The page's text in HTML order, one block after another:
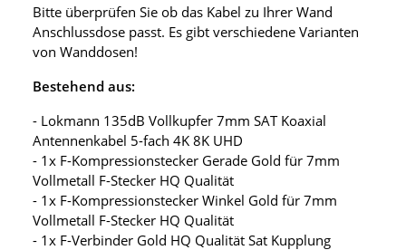
Bitte überprüfen Sie ob das Kabel zu Ihrer Wand
Anschlussdose passt. Es gibt verschiedene Varianten
von Wanddosen!
Bestehend aus:
- Lokmann 135dB Vollkupfer 7mm SAT Koaxial
Antennenkabel 5-fach 4K 8K UHD
- 1x F-Kompressionstecker Gerade Gold für 7mm
Vollmetall F-Stecker HQ Qualität
- 1x F-Kompressionstecker Winkel Gold für 7mm
Vollmetall F-Stecker HQ Qualität
- 1x F-Verbinder Gold HQ Qualität Sat Kupplung